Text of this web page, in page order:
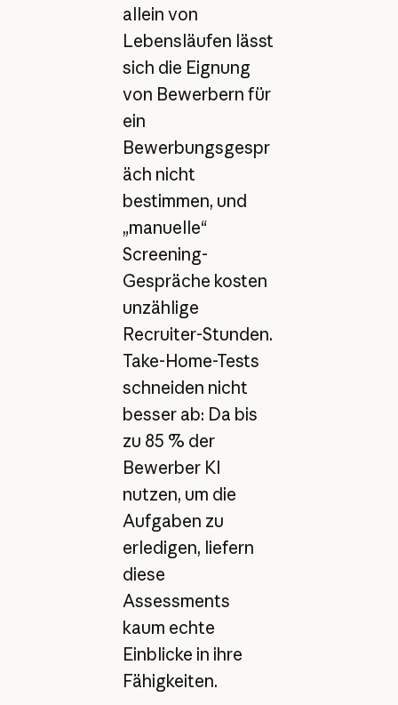
allein von
Lebensläufen lässt
sich die Eignung
von Bewerbern für
ein
Bewerbungsgespr
äch nicht
bestimmen, und
„manuelle“
Screening-
Gespräche kosten
unzählige
Recruiter-Stunden.
Take-Home-Tests
schneiden nicht
besser ab: Da bis
zu 85 % der
Bewerber KI
nutzen, um die
Aufgaben zu
erledigen, liefern
diese
Assessments
kaum echte
Einblicke in ihre
Fähigkeiten.